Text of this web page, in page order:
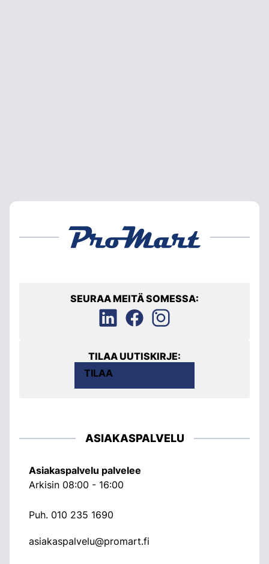
SEURAA MEITÄ SOMESSA:
TILAA UUTISKIRJE:
TILAA
ASIAKASPALVELU
Asiakaspalvelu palvelee
Arkisin 08:00 - 16:00
Puh. 010 235 1690
asiakaspalvelu@promart.fi